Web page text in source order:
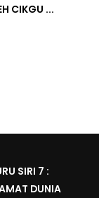
CIKGU ...
SIRI 7 :
DUNIA